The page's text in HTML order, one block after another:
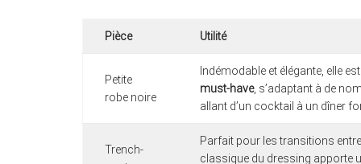
Pièce Utilité
Petite
robe noire
Indémodable et élégante, elle
must-have, s’adaptant à de
allant d’un cocktail à un dîner
Trench-
Parfait pour les transitions
classique du dressing apporte